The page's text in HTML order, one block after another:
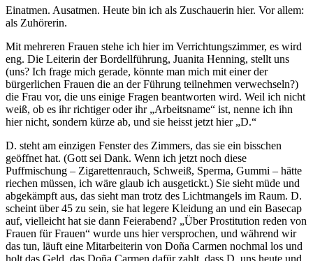
Einatmen. Ausatmen. Heute bin ich als Zuschauerin hier. Vor allem:
als Zuhörerin.
Mit mehreren Frauen stehe ich hier im Verrichtungszimmer, es wird
eng. Die Leiterin der Bordellführung, Juanita Henning, stellt uns
(uns? Ich frage mich gerade, könnte man mich mit einer der
bürgerlichen Frauen die an der Führung teilnehmen verwechseln?)
die Frau vor, die uns einige Fragen beantworten wird. Weil ich nicht
weiß, ob es ihr richtiger oder ihr „Arbeitsname“ ist, nenne ich ihn
hier nicht, sondern kürze ab, und sie heisst jetzt hier „D.“
D. steht am einzigen Fenster des Zimmers, das sie ein bisschen
geöffnet hat. (Gott sei Dank. Wenn ich jetzt noch diese
Puffmischung – Zigarettenrauch, Schweiß, Sperma, Gummi – hätte
riechen müssen, ich wäre glaub ich ausgetickt.) Sie sieht müde und
abgekämpft aus, das sieht man trotz des Lichtmangels im Raum. D.
scheint über 45 zu sein, sie hat legere Kleidung an und ein Basecap
auf, vielleicht hat sie dann Feierabend? „Über Prostitution reden von
Frauen für Frauen“ wurde uns hier versprochen, und während wir
das tun, läuft eine Mitarbeiterin von Doña Carmen nochmal los und
holt das Geld, das Doña Carmen dafür zahlt, dass D. uns heute und